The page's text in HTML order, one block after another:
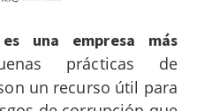
una empresa más
prácticas de
un recurso útil para